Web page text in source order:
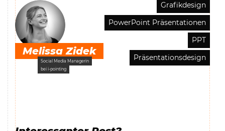
Melissa Zidek
Social Media Managerin
bei i-pointing
Grafikdesign
PowerPoint Präsentationen
PPT
Präsentationsdesign